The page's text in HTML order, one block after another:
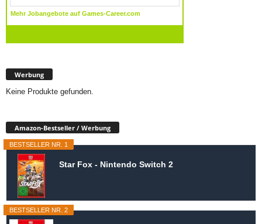
Werbung
Keine Produkte gefunden.
Amazon-Bestseller / Werbung
BESTSELLER NR. 1
Star Fox - Nintendo Switch 2
BESTSELLER NR. 2